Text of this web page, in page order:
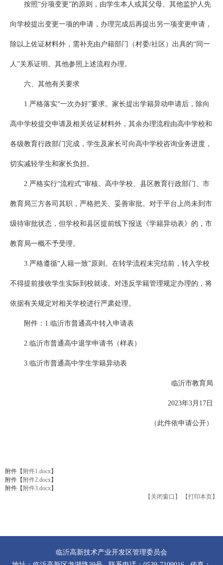
按照“分项变更”的原则，由学生本人或其父母、其他监护人先
向学校提出变更一项的申请，办理完成后再提出另一项变更申请，
除以上佐证材料外，需补充由户籍部门（村委/社区）出具的“同一
人”关系证明。其他参照上述流程办理。
六、其他有关要求
1.严格落实“一次办好”要求。家长提出学籍异动申请后，除向
高中学校提交申请及相关佐证材料外，其余办理流程由高中学校和
各级教育行政部门完成，学生及家长可向高中学校咨询业务进度，
切实减轻学生和家长负担。
2.严格实行“流程式”审核。高中学校、县区教育行政部门、市
教育局三方各司其职，严格把关、妥善审批。对于平台上尚未到市
级待审批状态，但学校和县区提前线下报送《学籍异动表》的，市
教育局一概不予受理。
3.严格遵循“人籍一致”原则。在转学流程未完结前，转入学校
不得提前接收学生实际到校就读。对违反学籍管理规定办理的，将
依据有关规定对相关学校进行严肃处理。
附件：1.临沂市普通高中转入申请表
2.临沂市普通高中退学申请书（样表）
3.临沂市普通高中学生学籍异动表
临沂市教育局
2023年3月17日
（此件依申请公开）
附件【 附件1.docx】
附件【 附件2.docx】
附件【 附件3.docx】
【关闭窗口】
【打印本页】
临沂高新技术产业开发区管理委员会